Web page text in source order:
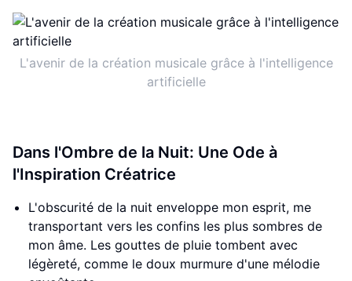
L'avenir de la création musicale grâce à l'intelligence
artificielle
Dans l'Ombre de la Nuit: Une Ode à
l'Inspiration Créatrice
L'obscurité de la nuit enveloppe mon esprit, me
transportant vers les confins les plus sombres de
mon âme. Les gouttes de pluie tombent avec
légèreté, comme le doux murmure d'une mélodie